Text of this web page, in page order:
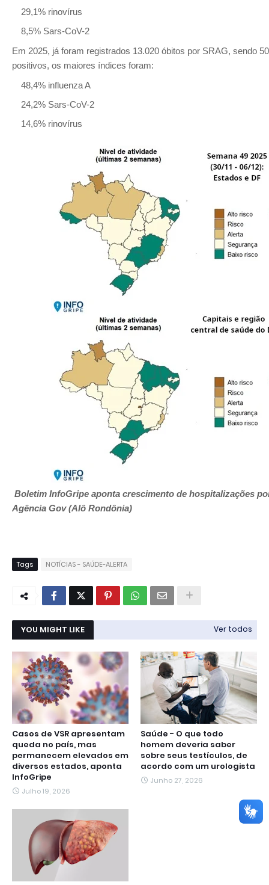
29,1% rinovírus
8,5% Sars-CoV-2
Em 2025, já foram registrados 13.020 óbitos por SRAG, sendo
positivos, os maiores índices foram:
48,4% influenza A
24,2% Sars-CoV-2
14,6% rinovírus
Boletim InfoGripe aponta crescimento de hospitalizações
Agência Gov (Alô Rondônia)
Tags NOTÍCIAS - SAÚDE-ALERTA
YOU MIGHT LIKE Ver todos
Casos de VSR apresentam
queda no país, mas
permanecem elevados em
diversos estados, aponta
InfoGripe
Julho 19, 2026
Saúde - O que todo
homem deveria saber
sobre seus testículos, de
acordo com um urologista
Junho 27, 2026